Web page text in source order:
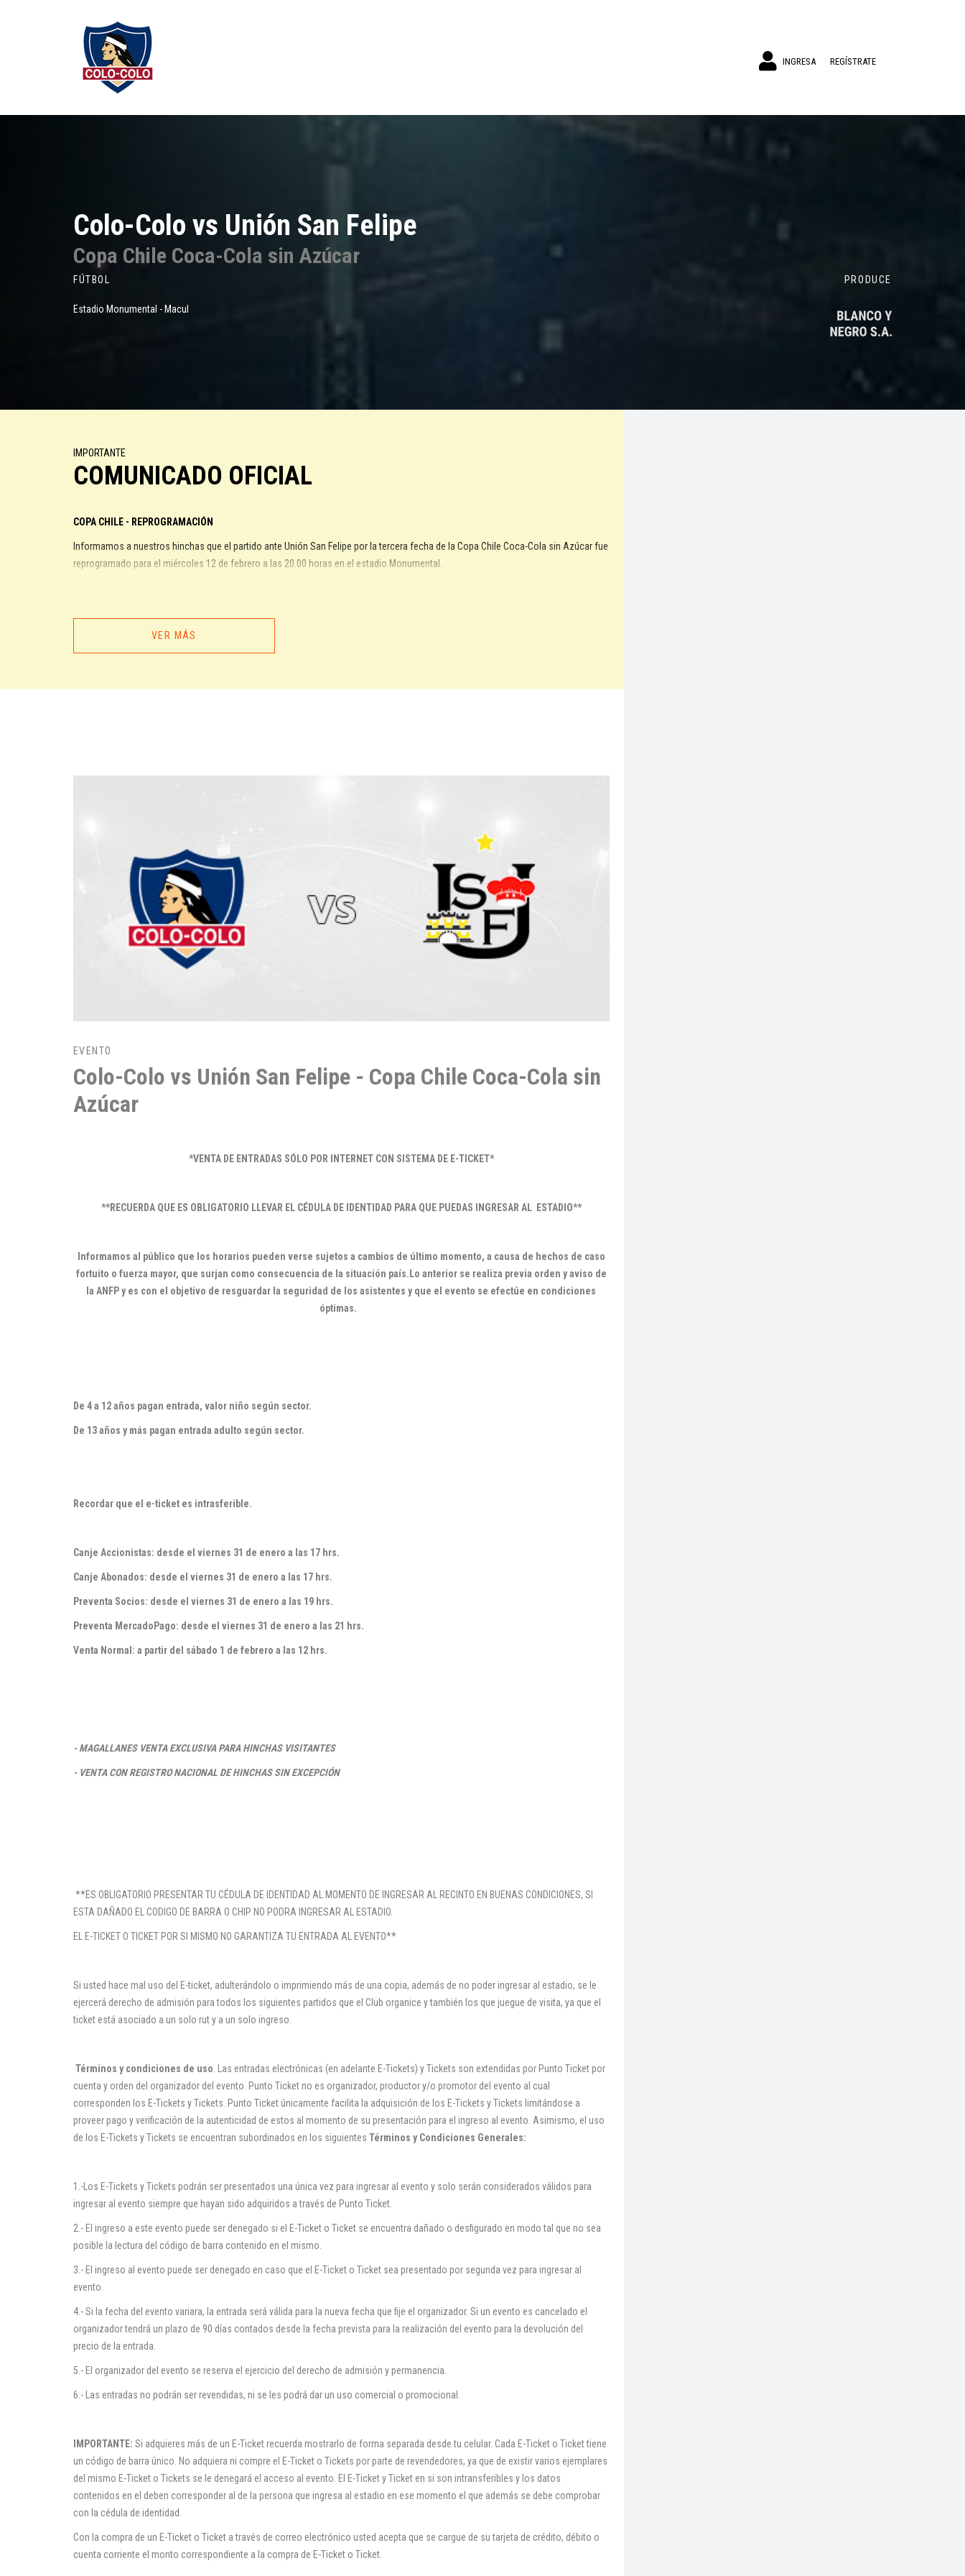
INGRESA REGÍSTRATE
Colo-Colo vs Unión San Felipe
Copa Chile Coca-Cola sin Azúcar
FÚTBOL
Estadio Monumental - Macul
PRODUCE
IMPORTANTE
COMUNICADO OFICIAL
COPA CHILE - REPROGRAMACIÓN
Informamos a nuestros hinchas que el partido ante Unión San Felipe por la tercera fecha de la Copa Chile Coca-Cola sin Azúcar fue
reprogramado para el miércoles 12 de febrero a las 20.00 horas en el estadio Monumental.
Las entradas adquiridas siguen siendo válidas para el encuentro. Quienes no puedan asistir al compromiso, podrán solicitar su
VER MÁS
EVENTO
Colo-Colo vs Unión San Felipe - Copa Chile Coca-Cola sin
Azúcar
*VENTA DE ENTRADAS SÓLO POR INTERNET CON SISTEMA DE E-TICKET*
**RECUERDA QUE ES OBLIGATORIO LLEVAR EL CÉDULA DE IDENTIDAD PARA QUE PUEDAS INGRESAR AL ESTADIO**
Informamos al público que los horarios pueden verse sujetos a cambios de último momento, a causa de hechos de caso
fortuito o fuerza mayor, que surjan como consecuencia de la situación país.Lo anterior se realiza previa orden y aviso de
la ANFP y es con el objetivo de resguardar la seguridad de los asistentes y que el evento se efectúe en condiciones
óptimas.
De 4 a 12 años pagan entrada, valor niño según sector.
De 13 años y más pagan entrada adulto según sector.
Recordar que el e-ticket es intrasferible.
Canje Accionistas: desde el viernes 31 de enero a las 17 hrs.
Canje Abonados: desde el viernes 31 de enero a las 17 hrs.
Preventa Socios: desde el viernes 31 de enero a las 19 hrs.
Preventa MercadoPago: desde el viernes 31 de enero a las 21 hrs.
Venta Normal: a partir del sábado 1 de febrero a las 12 hrs.
- MAGALLANES VENTA EXCLUSIVA PARA HINCHAS VISITANTES
- VENTA CON REGISTRO NACIONAL DE HINCHAS SIN EXCEPCIÓN
**ES OBLIGATORIO PRESENTAR TU CÉDULA DE IDENTIDAD AL MOMENTO DE INGRESAR AL RECINTO EN BUENAS CONDICIONES, SI
ESTA DAÑADO EL CODIGO DE BARRA O CHIP NO PODRA INGRESAR AL ESTADIO.
EL E-TICKET O TICKET POR SI MISMO NO GARANTIZA TU ENTRADA AL EVENTO**
Si usted hace mal uso del E-ticket, adulterándolo o imprimiendo más de una copia, además de no poder ingresar al estadio, se le
ejercerá derecho de admisión para todos los siguientes partidos que el Club organice y también los que juegue de visita, ya que el
ticket está asociado a un solo rut y a un solo ingreso.
Términos y condiciones de uso . Las entradas electrónicas (en adelante E-Tickets) y Tickets son extendidas por Punto Ticket por
cuenta y orden del organizador del evento. Punto Ticket no es organizador, productor y/o promotor del evento al cual
corresponden los E-Tickets y Tickets. Punto Ticket únicamente facilita la adquisición de los E-Tickets y Tickets limitándose a
proveer pago y verificación de la autenticidad de estos al momento de su presentación para el ingreso al evento. Asimismo, el uso
de los E-Tickets y Tickets se encuentran subordinados en los siguientes Términos y Condiciones Generales:
1.-Los E-Tickets y Tickets podrán ser presentados una única vez para ingresar al evento y solo serán considerados válidos para
ingresar al evento siempre que hayan sido adquiridos a través de Punto Ticket.
2.- El ingreso a este evento puede ser denegado si el E-Ticket o Ticket se encuentra dañado o desfigurado en modo tal que no sea
posible la lectura del código de barra contenido en el mismo.
3.- El ingreso al evento puede ser denegado en caso que el E-Ticket o Ticket sea presentado por segunda vez para ingresar al
evento.
4.- Si la fecha del evento variara, la entrada será válida para la nueva fecha que fije el organizador. Si un evento es cancelado el
organizador tendrá un plazo de 90 días contados desde la fecha prevista para la realización del evento para la devolución del
precio de la entrada.
5.- El organizador del evento se reserva el ejercicio del derecho de admisión y permanencia.
6.- Las entradas no podrán ser revendidas, ni se les podrá dar un uso comercial o promocional.
IMPORTANTE: Si adquieres más de un E-Ticket recuerda mostrarlo de forma separada desde tu celular. Cada E-Ticket o Ticket tiene
un código de barra único. No adquiera ni compre el E-Ticket o Tickets por parte de revendedores, ya que de existir varios ejemplares
del mismo E-Ticket o Tickets se le denegará el acceso al evento. El E-Ticket y Ticket en si son intransferibles y los datos
contenidos en el deben corresponder al de la persona que ingresa al estadio en ese momento el que además se debe comprobar
con la cédula de identidad.
Con la compra de un E-Ticket o Ticket a través de correo electrónico usted acepta que se cargue de su tarjeta de crédito, débito o
cuenta corriente el monto correspondiente a la compra de E-Ticket o Ticket.